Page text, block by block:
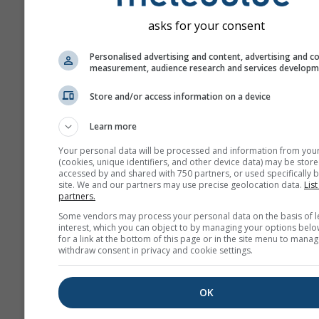
Азот-диоксид је важан
доприноси стварању
људи.
плућа и може смањити
су пискаво дисање,
прехладе, грип и
ваздуха има и четврти панел
приказује прогнозу полена
der Schneebergbahn.
Полен брезеје један од
аероалергена током
asks for your consent
Personalised advertising and content, advertising and
measurement, audience research and services
Store and/or access information on a device
Learn more
Your personal data will be processed and information from
(cookies, unique identifiers, and other device data) may be
accessed by and shared with 750 partners, or used specifically
site. We and our partners may use precise geolocation data.
partners.
Some vendors may process your personal data on the basis of
interest, which you can object to by managing your options
for a link at the bottom of this page or in the site menu to
withdraw consent in privacy and cookie settings.
OK